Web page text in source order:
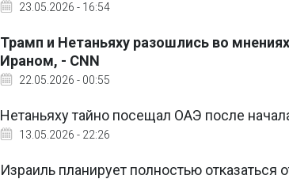
23.05.2026 - 16:54
Трамп и Нетаньяху разошлись во
Ираном, - CNN
22.05.2026 - 00:55
Нетаньяху тайно посещал ОАЭ после
13.05.2026 - 22:26
Израиль планирует полностью отказаться